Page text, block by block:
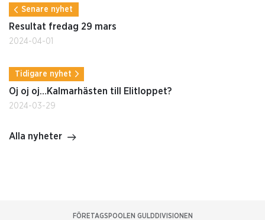
Senare nyhet
Resultat fredag 29 mars
2024-04-01
Tidigare nyhet
Oj oj oj…Kalmarhästen till Elitloppet?
2024-03-29
Alla nyheter
FÖRETAGSPOOLEN GULDDIVISIONEN